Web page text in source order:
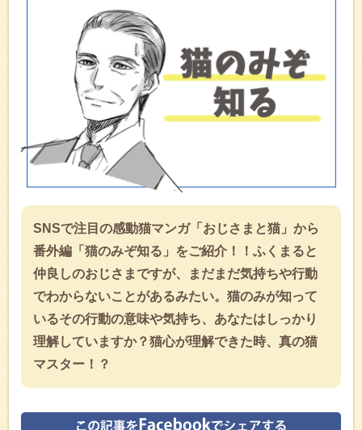
な猫心（ねこごころ）に
SNSで注目の感動猫マンガ「おじさまと猫」から
番外編「猫のみぞ知る」をご紹介！！ふくまると
仲良しのおじさまですが、まだまだ気持ちや行動
でわからないことがあるみたい。猫のみが知って
いるその行動の意味や気持ち、あなたはしっかり
理解していますか？猫心が理解できた時、真の猫
マスター！？